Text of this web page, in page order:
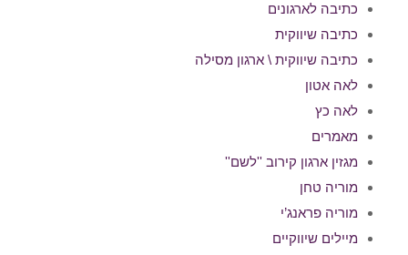
כתיבה לארגונים
כתיבה שיווקית
כתיבה שיווקית \ ארגון מסילה
לאה אטון
לאה כץ
מאמרים
מגזין ארגון קירוב ''לשם''
מוריה טחן
מוריה פראנג’י
מיילים שיווקיים